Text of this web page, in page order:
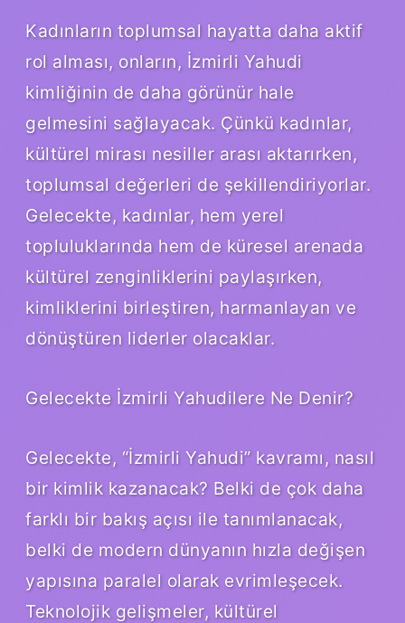
Kadınların toplumsal hayatta daha aktif
rol alması, onların, İzmirli Yahudi
kimliğinin de daha görünür hale
gelmesini sağlayacak. Çünkü kadınlar,
kültürel mirası nesiller arası aktarırken,
toplumsal değerleri de şekillendiriyorlar.
Gelecekte, kadınlar, hem yerel
topluluklarında hem de küresel arenada
kültürel zenginliklerini paylaşırken,
kimliklerini birleştiren, harmanlayan ve
dönüştüren liderler olacaklar.
Gelecekte İzmirli Yahudilere Ne Denir?
Gelecekte, “İzmirli Yahudi” kavramı, nasıl
bir kimlik kazanacak? Belki de çok daha
farklı bir bakış açısı ile tanımlanacak,
belki de modern dünyanın hızla değişen
yapısına paralel olarak evrimleşecek.
Teknolojik gelişmeler, kültürel